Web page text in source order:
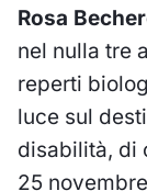
Rosa
nel nulla tre
reperti
luce sul
disabilità, di
25